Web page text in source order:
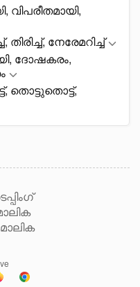
വിപരീതമായി,
നേരേമറിച്ച്
ദോഷകരം,
തൊട്ടുതൊട്ട്,